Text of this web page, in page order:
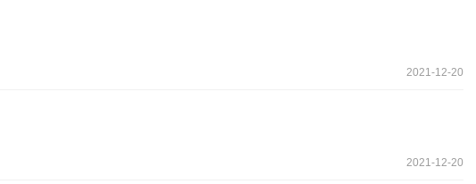
2021-12-20
2021-12-20